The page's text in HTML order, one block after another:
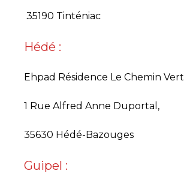
35190 Tinténiac
Hédé :
Ehpad Résidence Le Chemin Vert
1 Rue Alfred Anne Duportal,
35630 Hédé-Bazouges
Guipel :